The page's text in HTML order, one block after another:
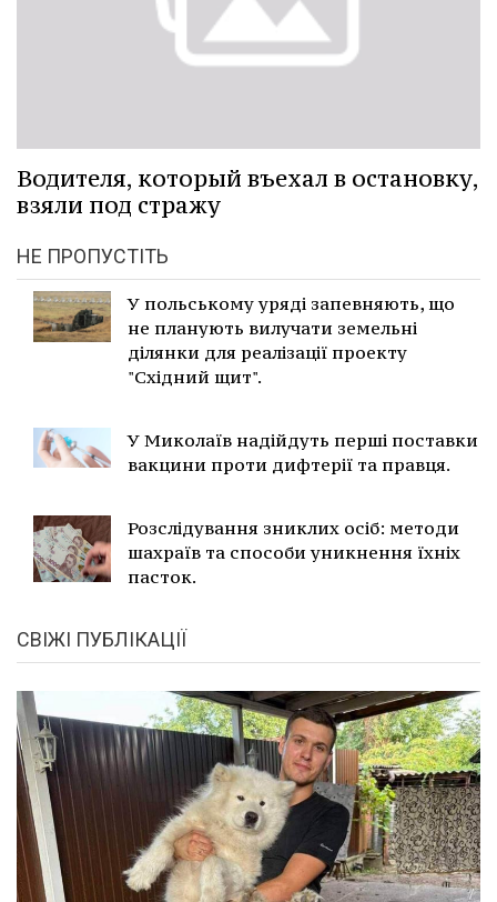
Водителя, который въехал в остановку,
взяли под стражу
НЕ ПРОПУСТІТЬ
У польському уряді запевняють, що
не планують вилучати земельні
ділянки для реалізації проекту
"Східний щит".
У Миколаїв надійдуть перші поставки
вакцини проти дифтерії та правця.
Розслідування зниклих осіб: методи
шахраїв та способи уникнення їхніх
пасток.
СВІЖІ ПУБЛІКАЦІЇ